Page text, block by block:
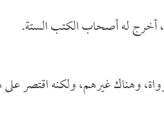
أخرج له أصحاب الكتب الستة.
وهناك غيرهم، ولكنه اقتصر